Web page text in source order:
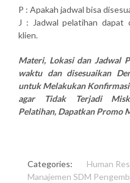
P : Apakah jadwal bisa
J : Jadwal pelatihan dapat
klien.
Materi, Lokasi dan Jadwal
waktu dan disesuaikan
untuk Melakukan
agar Tidak Terjadi
Pelatihan, Dapatkan Promo
Categories:
Human
Manajemen SDM